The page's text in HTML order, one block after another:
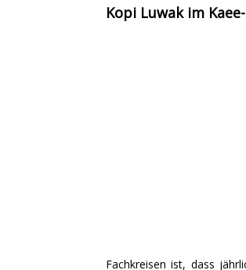
Kopi Luwak im
Fachkreisen ist, dass